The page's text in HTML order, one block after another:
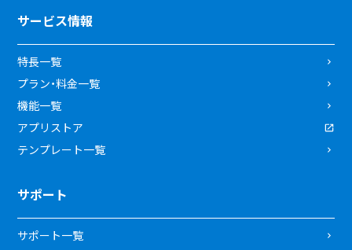
サービス情報
特長一覧
プラン・料金一覧
機能一覧
アプリストア
テンプレート一覧
サポート
サポート一覧